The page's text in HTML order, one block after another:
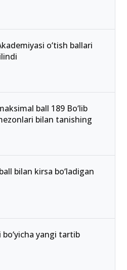
o‘tish ballari
ball 189 Bo‘lib
bilan tanishing
bilan kirsa bo‘ladigan
yangi tartib